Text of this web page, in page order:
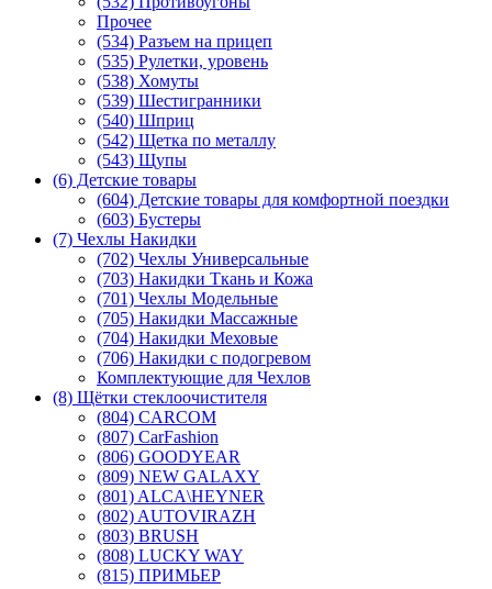
Прочее
(534) Разъем на прицеп
(535) Рулетки, уровень
(538) Хомуты
(539) Шестигранники
(540) Шприц
(542) Щетка по металлу
(543) Щупы
(6) Детские товары
(604) Детские товары для комфортной поездки
(603) Бустеры
(7) Чехлы Накидки
(702) Чехлы Универсальные
(703) Накидки Ткань и Кожа
(701) Чехлы Модельные
(705) Накидки Массажные
(704) Накидки Меховые
(706) Накидки с подогревом
Комплектующие для Чехлов
(8) Щётки стеклоочистителя
(804) CARCOM
(807) CarFashion
(806) GOODYEAR
(809) NEW GALAXY
(801) ALCA\HEYNER
(802) AUTOVIRAZH
(803) BRUSH
(808) LUCKY WAY
(815) ПРИМЬЕР